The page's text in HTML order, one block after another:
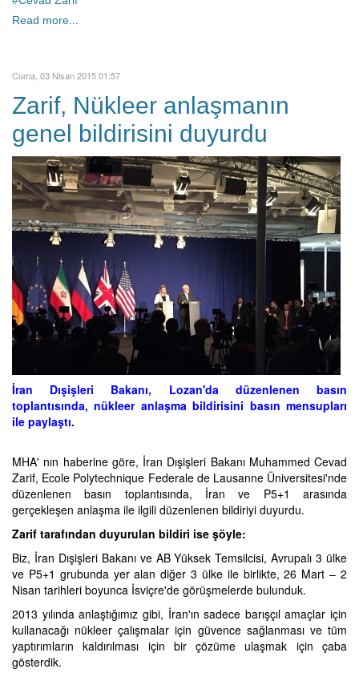
Read more...
Cuma, 03 Nisan 2015 01:57
Zarif, Nükleer anlaşmanın
genel bildirisini duyurdu
İran Dışişleri Bakanı, Lozan'da düzenlenen basın
toplantısında, nükleer anlaşma bildirisini basın mensupları
ile paylaştı.
MHA' nın haberine göre, İran Dışişleri Bakanı Muhammed Cevad
Zarif, Ecole Polytechnique Federale de Lausanne Üniversitesi'nde
düzenlenen basın toplantısında, İran ve P5+1 arasında
gerçekleşen anlaşma ile ilgili düzenlenen bildiriyi duyurdu.
Zarif tarafından duyurulan bildiri ise şöyle:
Biz, İran Dışişleri Bakanı ve AB Yüksek Temsilcisi, Avrupalı 3 ülke
ve P5+1 grubunda yer alan diğer 3 ülke ile birlikte, 26 Mart – 2
Nisan tarihleri boyunca İsviçre'de görüşmelerde bulunduk.
2013 yılında anlaştığımız gibi, İran'ın sadece barışçıl amaçlar için
kullanacağı nükleer çalışmalar için güvence sağlanması ve tüm
yaptırımların kaldırılması için bir çözüme ulaşmak için çaba
gösterdik.